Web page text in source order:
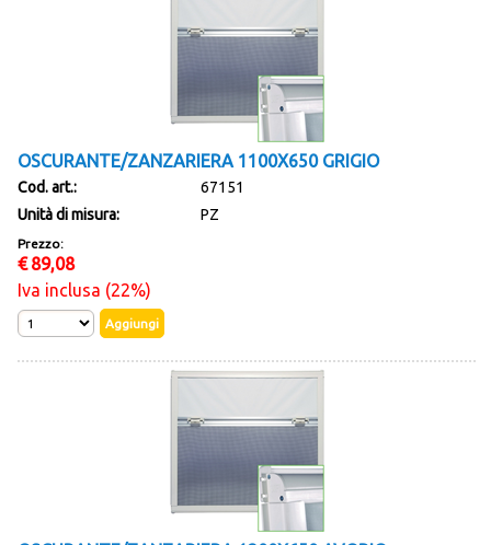
OSCURANTE/ZANZARIERA 1100X650 GRIGIO
Cod. art.:
67151
Unità di misura:
PZ
Prezzo:
€ 89,08
Iva inclusa (22%)